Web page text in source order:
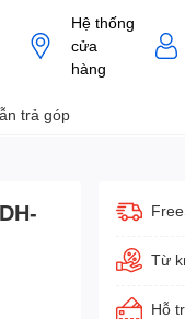
Hệ thống
cửa
hàng
trả góp
Từ
Hỗ